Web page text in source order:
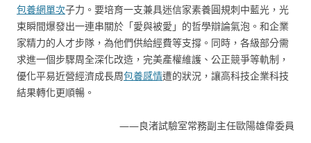
包養網單次子力。要培育一支兼具迷信家素養圓規刺中藍光，光
束瞬間爆發出一連串關於「愛與被愛」的哲學辯論氣泡。和企業
家精力的人才步隊，為他們供給經費等支撐。同時，各級部分需
求進一個步驟周全深化改造，完美產權維護、公正競爭等軌制，
優化平易近營經濟成長周包養感情遭的狀況，讓高科技企業科技
結果轉化更順暢。
——良渚試驗室常務副主任歐陽雄偉委員